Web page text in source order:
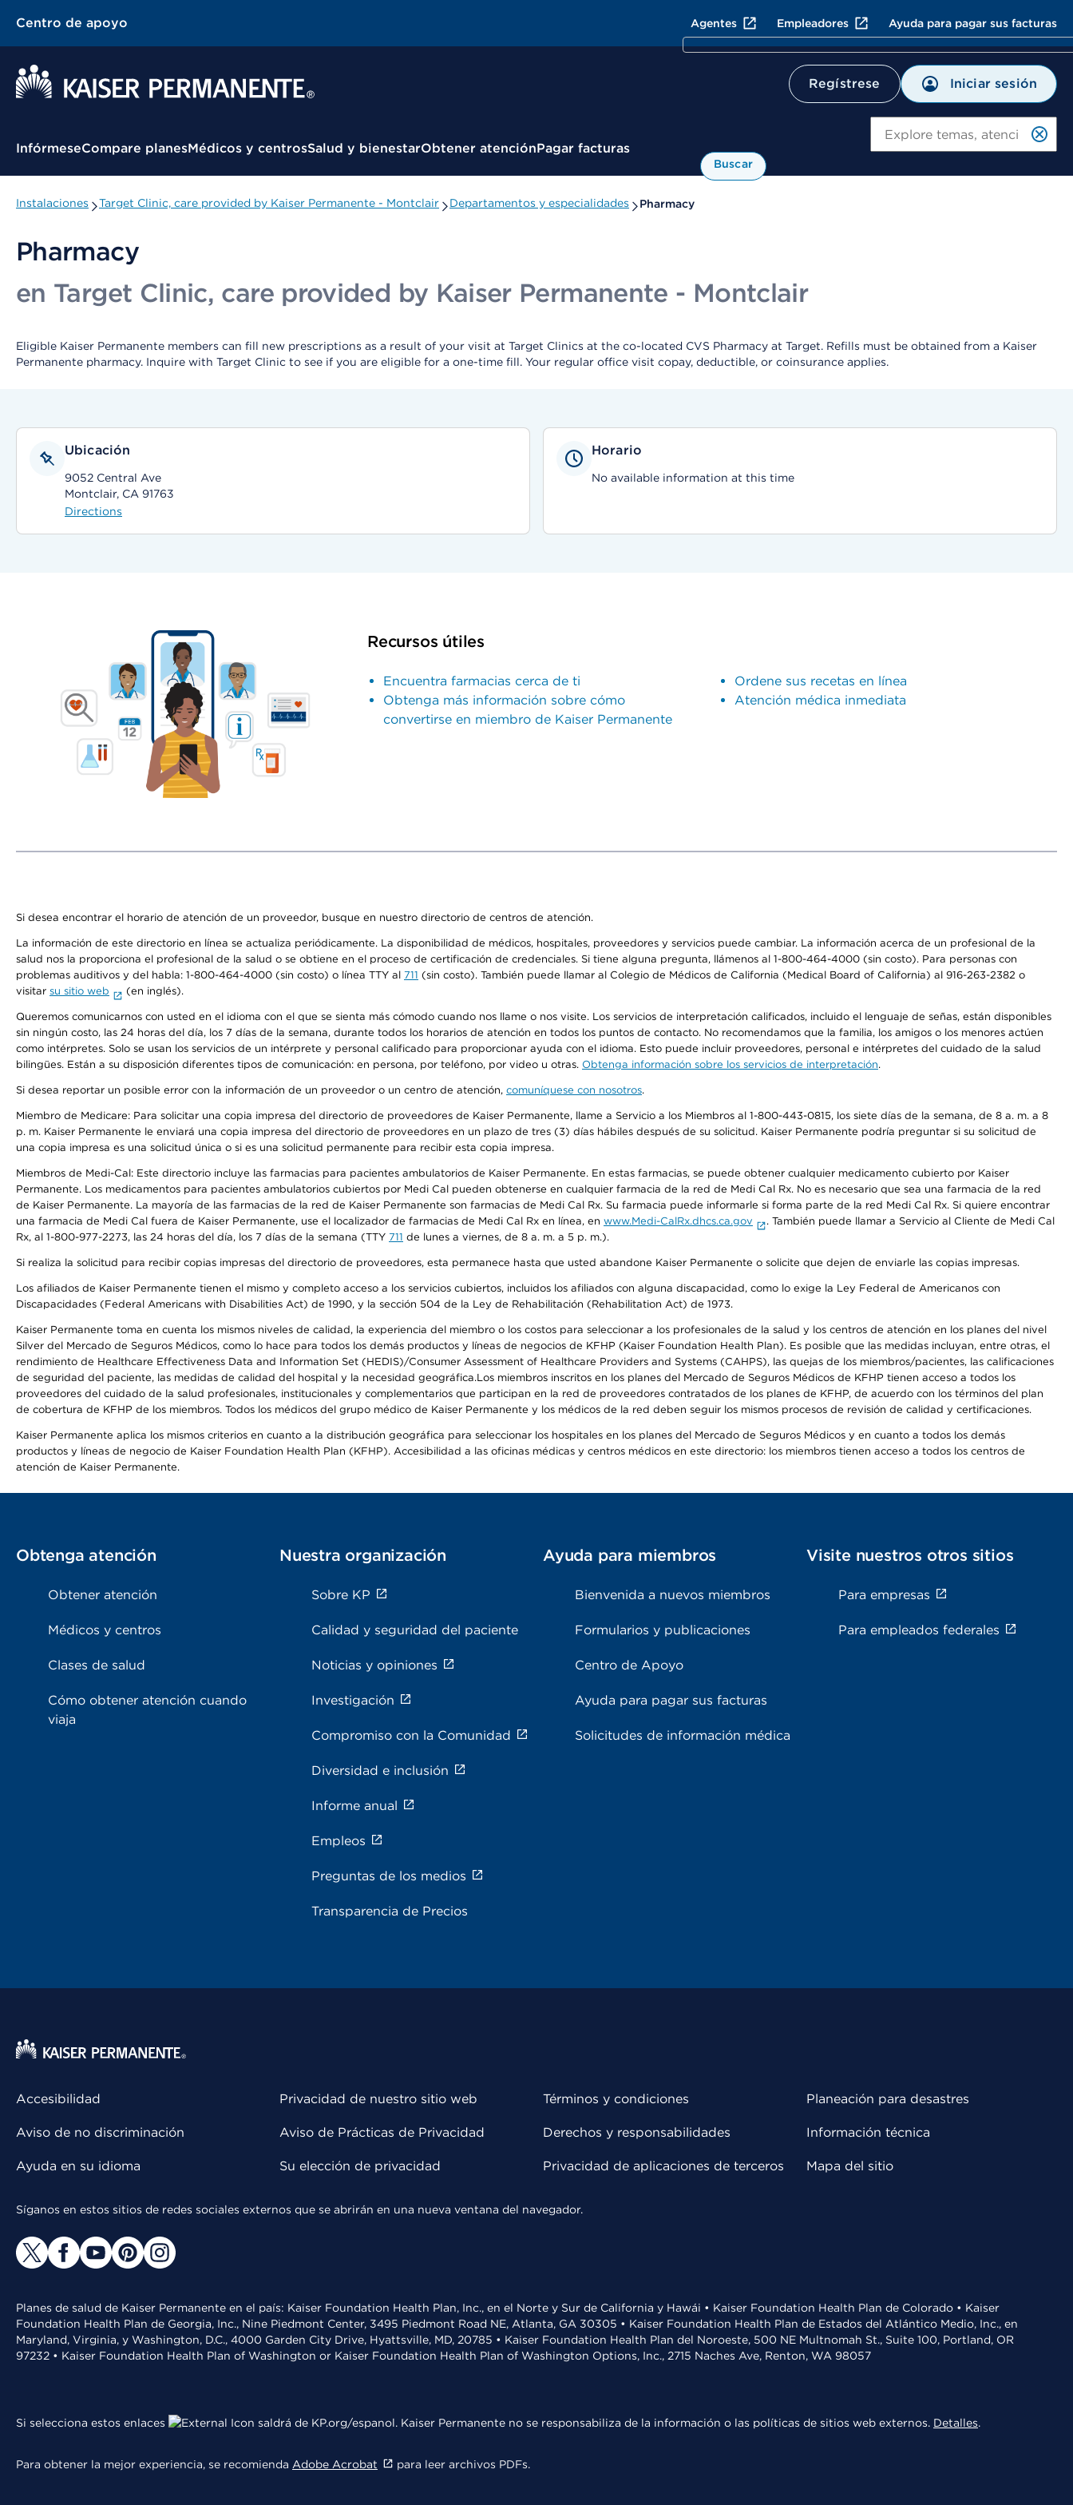
Centro de apoyo Agentes Empleadores Ayuda para pagar sus facturas
Regístrese Iniciar sesión
Menú contextual
InfórmeseCompare planesMédicos y centrosSalud y bienestarObtener atenciónPagar facturas
Buscar
Instalaciones Target Clinic, care provided by Kaiser Permanente - Montclair Departamentos y especialidades Pharmacy
Pharmacy
en Target Clinic, care provided by Kaiser Permanente - Montclair
Eligible Kaiser Permanente members can fill new prescriptions as a result of your visit at Target Clinics at the co-located CVS Pharmacy at Target. Refills must be obtained from a Kaiser
Permanente pharmacy. Inquire with Target Clinic to see if you are eligible for a one-time fill. Your regular office visit copay, deductible, or coinsurance applies.
Ubicación
9052 Central Ave
Montclair, CA 91763
Directions
Horario
No available information at this time
Recursos útiles
Encuentra farmacias cerca de ti
Obtenga más información sobre cómo
convertirse en miembro de Kaiser Permanente
Ordene sus recetas en línea
Atención médica inmediata
Si desea encontrar el horario de atención de un proveedor, busque en nuestro directorio de centros de atención.
La información de este directorio en línea se actualiza periódicamente. La disponibilidad de médicos, hospitales, proveedores y servicios puede cambiar. La información acerca de un profesional de la
salud nos la proporciona el profesional de la salud o se obtiene en el proceso de certificación de credenciales. Si tiene alguna pregunta, llámenos al 1-800-464-4000 (sin costo). Para personas con
problemas auditivos y del habla: 1-800-464-4000 (sin costo) o línea TTY al 711 (sin costo). También puede llamar al Colegio de Médicos de California (Medical Board of California) al 916-263-2382 o
visitar su sitio web (en inglés).
Queremos comunicarnos con usted en el idioma con el que se sienta más cómodo cuando nos llame o nos visite. Los servicios de interpretación calificados, incluido el lenguaje de señas, están disponibles
sin ningún costo, las 24 horas del día, los 7 días de la semana, durante todos los horarios de atención en todos los puntos de contacto. No recomendamos que la familia, los amigos o los menores actúen
como intérpretes. Solo se usan los servicios de un intérprete y personal calificado para proporcionar ayuda con el idioma. Esto puede incluir proveedores, personal e intérpretes del cuidado de la salud
bilingües. Están a su disposición diferentes tipos de comunicación: en persona, por teléfono, por video u otras. Obtenga información sobre los servicios de interpretación.
Si desea reportar un posible error con la información de un proveedor o un centro de atención, comuníquese con nosotros.
Miembro de Medicare: Para solicitar una copia impresa del directorio de proveedores de Kaiser Permanente, llame a Servicio a los Miembros al 1-800-443-0815, los siete días de la semana, de 8 a. m. a 8
p. m. Kaiser Permanente le enviará una copia impresa del directorio de proveedores en un plazo de tres (3) días hábiles después de su solicitud. Kaiser Permanente podría preguntar si su solicitud de
una copia impresa es una solicitud única o si es una solicitud permanente para recibir esta copia impresa.
Miembros de Medi-Cal: Este directorio incluye las farmacias para pacientes ambulatorios de Kaiser Permanente. En estas farmacias, se puede obtener cualquier medicamento cubierto por Kaiser
Permanente. Los medicamentos para pacientes ambulatorios cubiertos por Medi Cal pueden obtenerse en cualquier farmacia de la red de Medi Cal Rx. No es necesario que sea una farmacia de la red
de Kaiser Permanente. La mayoría de las farmacias de la red de Kaiser Permanente son farmacias de Medi Cal Rx. Su farmacia puede informarle si forma parte de la red Medi Cal Rx. Si quiere encontrar
una farmacia de Medi Cal fuera de Kaiser Permanente, use el localizador de farmacias de Medi Cal Rx en línea, en www.Medi-CalRx.dhcs.ca.gov
. También puede llamar a Servicio al Cliente de Medi Cal
Rx, al 1-800-977-2273, las 24 horas del día, los 7 días de la semana (TTY 711 de lunes a viernes, de 8 a. m. a 5 p. m.).
Si realiza la solicitud para recibir copias impresas del directorio de proveedores, esta permanece hasta que usted abandone Kaiser Permanente o solicite que dejen de enviarle las copias impresas.
Los afiliados de Kaiser Permanente tienen el mismo y completo acceso a los servicios cubiertos, incluidos los afiliados con alguna discapacidad, como lo exige la Ley Federal de Americanos con
Discapacidades (Federal Americans with Disabilities Act) de 1990, y la sección 504 de la Ley de Rehabilitación (Rehabilitation Act) de 1973.
Kaiser Permanente toma en cuenta los mismos niveles de calidad, la experiencia del miembro o los costos para seleccionar a los profesionales de la salud y los centros de atención en los planes del nivel
Silver del Mercado de Seguros Médicos, como lo hace para todos los demás productos y líneas de negocios de KFHP (Kaiser Foundation Health Plan). Es posible que las medidas incluyan, entre otras, el
rendimiento de Healthcare Effectiveness Data and Information Set (HEDIS)/Consumer Assessment of Healthcare Providers and Systems (CAHPS), las quejas de los miembros/pacientes, las calificaciones
de seguridad del paciente, las medidas de calidad del hospital y la necesidad geográfica.Los miembros inscritos en los planes del Mercado de Seguros Médicos de KFHP tienen acceso a todos los
proveedores del cuidado de la salud profesionales, institucionales y complementarios que participan en la red de proveedores contratados de los planes de KFHP, de acuerdo con los términos del plan
de cobertura de KFHP de los miembros. Todos los médicos del grupo médico de Kaiser Permanente y los médicos de la red deben seguir los mismos procesos de revisión de calidad y certificaciones.
Kaiser Permanente aplica los mismos criterios en cuanto a la distribución geográfica para seleccionar los hospitales en los planes del Mercado de Seguros Médicos y en cuanto a todos los demás
productos y líneas de negocio de Kaiser Foundation Health Plan (KFHP). Accesibilidad a las oficinas médicas y centros médicos en este directorio: los miembros tienen acceso a todos los centros de
atención de Kaiser Permanente.
Obtenga atención
Obtener atención
Médicos y centros
Clases de salud
Cómo obtener atención cuando
viaja
Nuestra organización
Sobre KP
Calidad y seguridad del paciente
Noticias y opiniones
Investigación
Compromiso con la Comunidad
Diversidad e inclusión
Informe anual
Empleos
Preguntas de los medios
Transparencia de Precios
Ayuda para miembros
Bienvenida a nuevos miembros
Formularios y publicaciones
Centro de Apoyo
Ayuda para pagar sus facturas
Solicitudes de información médica
Visite nuestros otros sitios
Para empresas
Para empleados federales
Accesibilidad
Aviso de no discriminación
Ayuda en su idioma
Privacidad de nuestro sitio web
Aviso de Prácticas de Privacidad
Su elección de privacidad
Términos y condiciones
Derechos y responsabilidades
Privacidad de aplicaciones de terceros
Planeación para desastres
Información técnica
Mapa del sitio
Síganos en estos sitios de redes sociales externos que se abrirán en una nueva ventana del navegador.
Planes de salud de Kaiser Permanente en el país: Kaiser Foundation Health Plan, Inc., en el Norte y Sur de California y Hawái • Kaiser Foundation Health Plan de Colorado • Kaiser
Foundation Health Plan de Georgia, Inc., Nine Piedmont Center, 3495 Piedmont Road NE, Atlanta, GA 30305 • Kaiser Foundation Health Plan de Estados del Atlántico Medio, Inc., en
Maryland, Virginia, y Washington, D.C., 4000 Garden City Drive, Hyattsville, MD, 20785 • Kaiser Foundation Health Plan del Noroeste, 500 NE Multnomah St., Suite 100, Portland, OR
97232 • Kaiser Foundation Health Plan of Washington or Kaiser Foundation Health Plan of Washington Options, Inc., 2715 Naches Ave, Renton, WA 98057
Si selecciona estos enlaces saldrá de KP.org/espanol. Kaiser Permanente no se responsabiliza de la información o las políticas de sitios web externos. Detalles.
Para obtener la mejor experiencia, se recomienda Adobe Acrobat para leer archivos PDFs.